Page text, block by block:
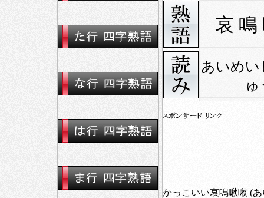
哀 鳴
あいめ
ゅ
かっこいい哀鳴啾啾 (